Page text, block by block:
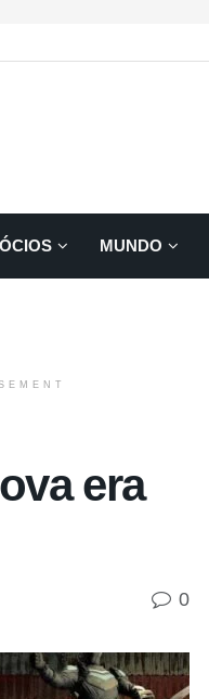
MUNDO
era
0